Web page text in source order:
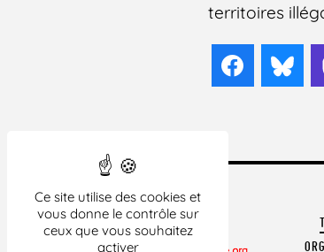
Ce site utilise des cookies et
vous donne le contrôle sur
ceux que vous souhaitez
activer
territoires